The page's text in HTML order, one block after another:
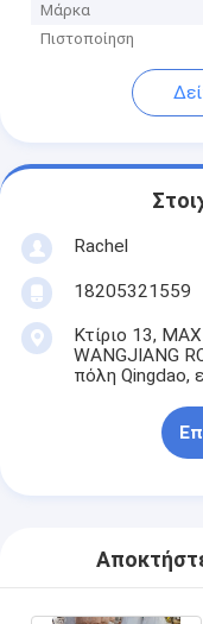
Μάρκα
Πιστοποίηση
Rachel
18205321559
Κτίριο 13,
WANGJIANG
πόλη Qingdao,